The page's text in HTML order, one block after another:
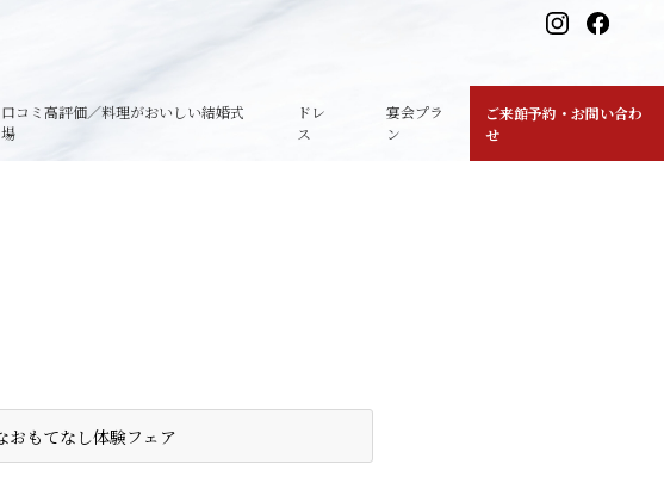
口コミ高評価／料理がおいしい結婚式
場
ドレ
ス
宴会プラ
ン
ご来館予約・お問い合わ
せ